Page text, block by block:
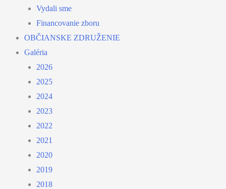
Vydali sme
Financovanie zboru
OBČIANSKE ZDRUŽENIE
Galéria
2026
2025
2024
2023
2022
2021
2020
2019
2018